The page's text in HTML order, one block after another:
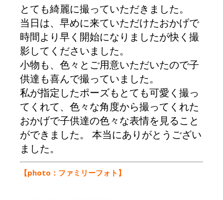
とても綺麗に撮っていただきました。
当日は、早めに来ていただけたおかげで
時間より早く開始になりましたが快く撮
影してくださいました。
小物も、色々とご用意いただいたので子
供達も喜んで撮っていました。
私が指定したポーズもとても可愛く撮っ
てくれて、色々な角度から撮ってくれた
おかげで子供達の色々な表情を見ること
ができました。 本当にありがとうござい
ました。
【photo：ファミリーフォト】